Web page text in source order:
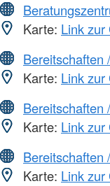
Karte: Link zur
Bereitschaften
Karte: Link zur
Bereitschaften
Karte: Link zur
Bereitschaften
Karte: Link zur